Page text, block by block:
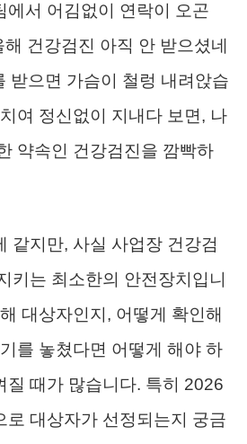
에서 어김없이 연락이 오곤
건강검진 아직 안 받으셨네
받으면 가슴이 철렁 내려앉습
여 정신없이 지내다 보면, 나
약속인 건강검진을 깜빡하
같지만, 사실 사업장 건강검
키는 최소한의 안전장치입니
대상자인지, 어떻게 확인해
를 놓쳤다면 어떻게 해야 하
질 때가 많습니다. 특히 2026
로 대상자가 선정되는지 궁금